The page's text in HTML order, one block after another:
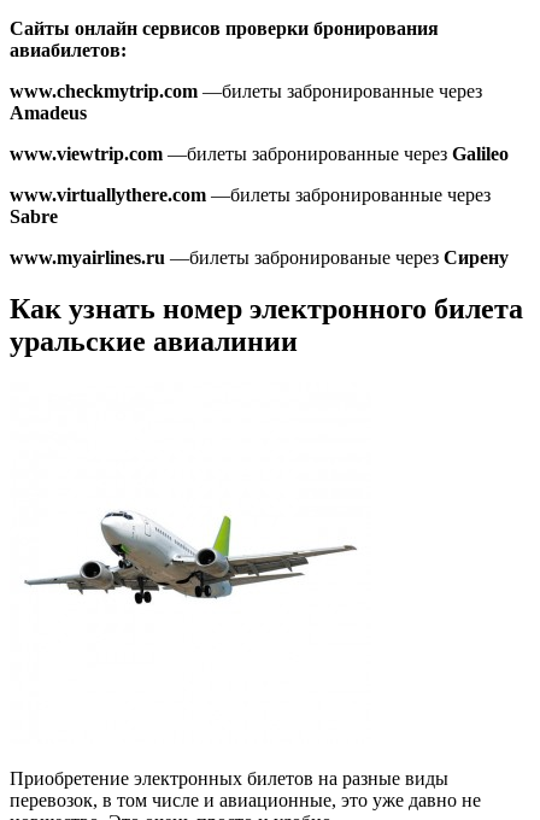
Сайты онлайн сервисов проверки бронирования
авиабилетов:
www.checkmytrip.com —билеты забронированные через
Amadeus
www.viewtrip.com —билеты забронированные через Galileo
www.virtuallythere.com —билеты забронированные через
Sabre
www.myairlines.ru —билеты забронированые через Сирену
Как узнать номер электронного билета
уральские авиалинии
Приобретение электронных билетов на разные виды
перевозок, в том числе и авиационные, это уже давно не